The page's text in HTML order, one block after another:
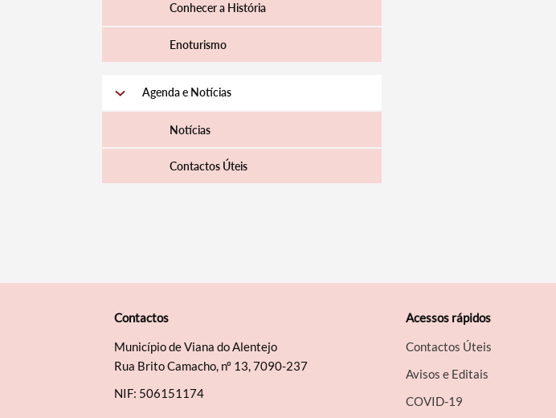
Conhecer a História
Enoturismo
Agenda e Notícias
Notícias
Contactos Úteis
Contactos
Município de Viana do Alentejo
Rua Brito Camacho, nº 13, 7090-237
NIF: 506151174
Acessos rápidos
Contactos Úteis
Avisos e Editais
COVID-19